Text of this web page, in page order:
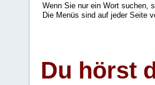
Wenn Sie nur ein Wort suchen,
Die Menüs sind auf jeder Seite
Du hörst